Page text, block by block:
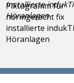
Piktogramm für
normgerecht fix
installierte
Höranlagen